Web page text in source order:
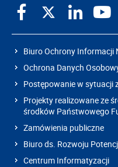
Biuro Ochrony Informacji
Ochrona Danych
Postępowanie w sytuacji
Projekty realizowane ze
środków Państwowego
Zamówienia publiczne
Biuro ds. Rozwoju
Centrum Informatyzacji